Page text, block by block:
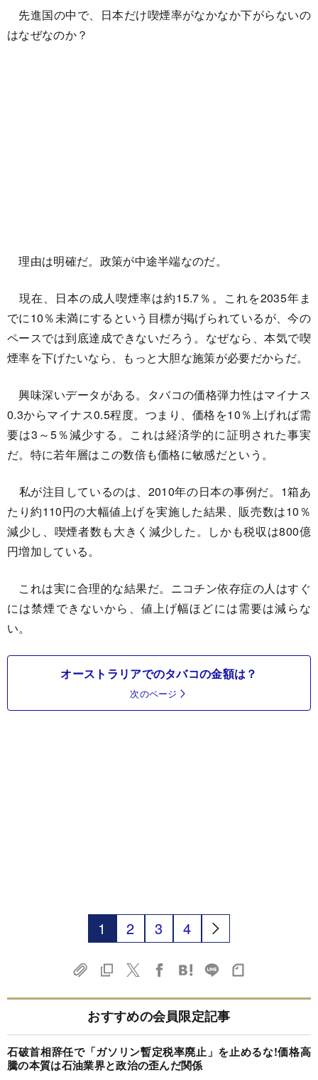
先進国の中で、日本だけ喫煙率がなかなか下がらないの
はなぜなのか？
理由は明確だ。政策が中途半端なのだ。
現在、日本の成人喫煙率は約15.7％。これを2035年ま
でに10％未満にするという目標が掲げられているが、今の
ペースでは到底達成できないだろう。なぜなら、本気で喫
煙率を下げたいなら、もっと大胆な施策が必要だからだ。
興味深いデータがある。タバコの価格弾力性はマイナス
0.3からマイナス0.5程度。つまり、価格を10％上げれば需
要は3～5％減少する。これは経済学的に証明された事実
だ。特に若年層はこの数倍も価格に敏感だという。
私が注目しているのは、2010年の日本の事例だ。1箱あ
たり約110円の大幅値上げを実施した結果、販売数は10％
減少し、喫煙者数も大きく減少した。しかも税収は800億
円増加している。
これは実に合理的な結果だ。ニコチン依存症の人はすぐ
には禁煙できないから、値上げ幅ほどには需要は減らな
い。
オーストラリアでのタバコの金額は？
次のページ
1 2 3 4
おすすめの会員限定記事
石破首相辞任で「ガソリン暫定税率廃止」を止めるな!価格高
騰の本質は石油業界と政治の歪んだ関係